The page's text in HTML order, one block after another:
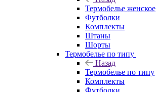
Термобелье женское
Футболки
Комплекты
Штаны
Шорты
Термобелье по типу
Назад
Термобелье по типу
Комплекты
Футболки